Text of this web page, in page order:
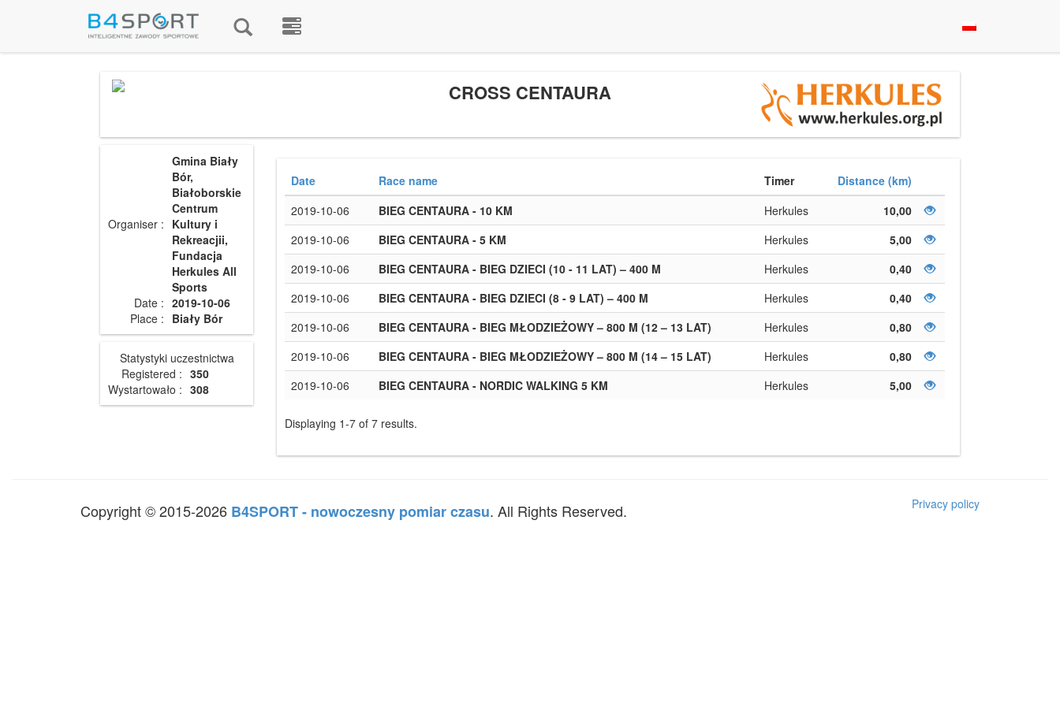
CROSS CENTAURA
Organiser :
Gmina Biały
Bór,
Białoborskie
Centrum
Kultury i
Rekreacjii,
Fundacja
Herkules All
Sports
Date : 2019-10-06
Place : Biały Bór
Statystyki uczestnictwa
Registered : 350
Wystartowało : 308
Date Race name Timer
Distance (km)
2019-10-06
BIEG CENTAURA - 10 KM Herkules
10,00
2019-10-06
BIEG CENTAURA - 5 KM Herkules
5,00
2019-10-06
BIEG CENTAURA - BIEG DZIECI (10 - 11 LAT) – 400 M Herkules
0,40
2019-10-06
BIEG CENTAURA - BIEG DZIECI (8 - 9 LAT) – 400 M Herkules
0,40
2019-10-06
BIEG CENTAURA - BIEG MŁODZIEŻOWY – 800 M (12 – 13 LAT) Herkules
0,80
2019-10-06
BIEG CENTAURA - BIEG MŁODZIEŻOWY – 800 M (14 – 15 LAT) Herkules
0,80
2019-10-06
BIEG CENTAURA - NORDIC WALKING 5 KM Herkules 5,00
Displaying 1-7 of 7 results.
Copyright © 2015-2026 B4SPORT - nowoczesny pomiar czasu. All Rights Reserved. Privacy policy